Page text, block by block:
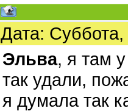
Дата:
Эльва, я там
так удали,
я думала так